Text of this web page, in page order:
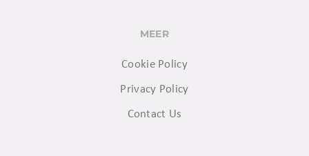
MEER
Cookie Policy
Privacy Policy
Contact Us